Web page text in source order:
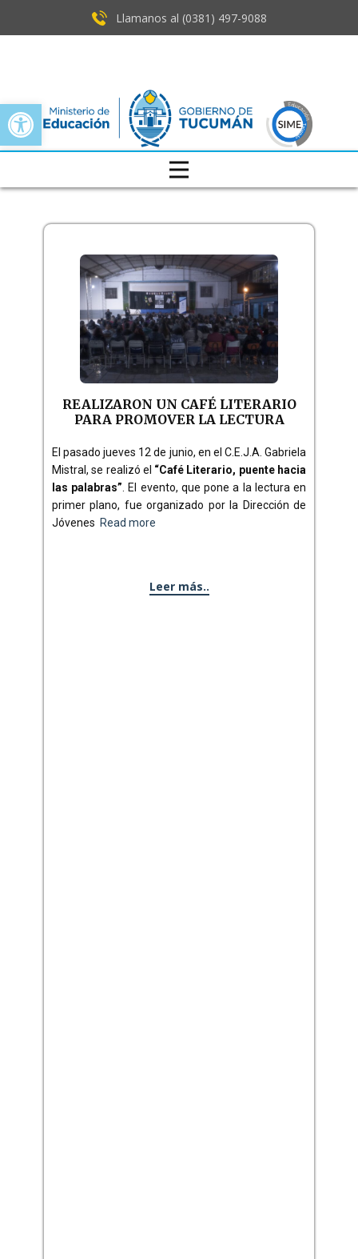
Open toolbar
Llamanos al (0381) ​497-9088
REALIZARON UN CAFÉ LITERARIO
PARA PROMOVER LA LECTURA
El pasado jueves 12 de junio, en el C.E.J.A. Gabriela
Mistral, se realizó el “Café Literario, puente hacia
las palabras” . El evento, que pone a la lectura en
primer plano, fue organizado por la Dirección de
Jóvenes Read more
Leer más..